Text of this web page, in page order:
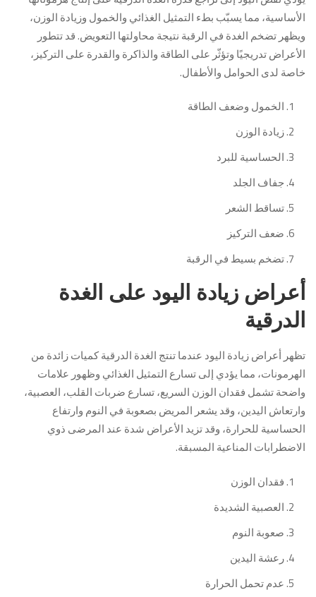
الأساسية، مما يسبّب بطء التمثيل الغذائي والخمول وزيادة الوزن،
ويظهر تضخم الغدة في الرقبة نتيجة محاولتها التعويض. قد تتطور
الأعراض تدريجيًا وتؤثّر على الطاقة والذاكرة والقدرة على التركيز،
خاصة لدى الحوامل والأطفال.
الخمول وضعف الطاقة
زيادة الوزن
الحساسية للبرد
جفاف الجلد
تساقط الشعر
ضعف التركيز
تضخم بسيط في الرقبة
أعراض زيادة اليود على الغدة
الدرقية
تظهر أعراض زيادة اليود عندما تنتج الغدة الدرقية كميات زائدة من
الهرمونات، مما يؤدي إلى تسارع التمثيل الغذائي وظهور علامات
واضحة تشمل فقدان الوزن السريع، تسارع ضربات القلب، العصبية،
وارتعاش اليدين، وقد يشعر المريض بصعوبة في النوم وارتفاع
الحساسية للحرارة، وقد تزيد الأعراض شدة عند المرضى ذوي
الاضطرابات المناعية المسبقة.
فقدان الوزن
العصبية الشديدة
صعوبة النوم
رعشة اليدين
عدم تحمل الحرارة